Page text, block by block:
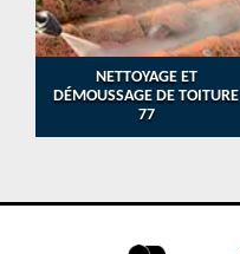
NETTOYAGE ET
DÉMOUSSAGE DE TOITURE
77